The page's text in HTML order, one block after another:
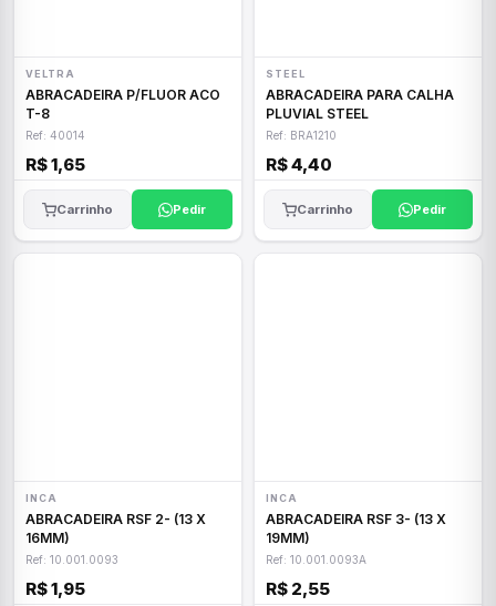
VELTRA
ABRACADEIRA P/FLUOR ACO
T-8
Ref: 40014
R$ 1,65
Carrinho Pedir
STEEL
ABRACADEIRA PARA CALHA
PLUVIAL STEEL
Ref: BRA1210
R$ 4,40
Carrinho Pedir
INCA
ABRACADEIRA RSF 2- (13 X
16MM)
Ref: 10.001.0093
R$ 1,95
INCA
ABRACADEIRA RSF 3- (13 X
19MM)
Ref: 10.001.0093A
R$ 2,55